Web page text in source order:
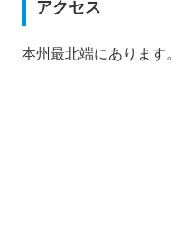
アクセス
本州最北端にあります。